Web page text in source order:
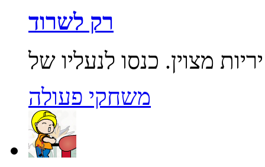
רק לשרוד
משחקי פעולה